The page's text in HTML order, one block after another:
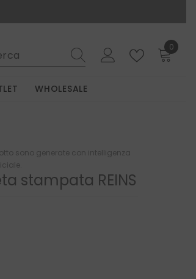
0
0
WHOLESALE
sono generate con intelligenza
stampata REINS